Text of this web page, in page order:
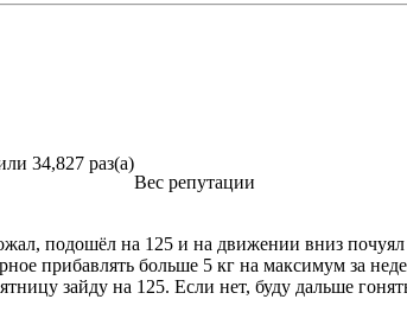
34,827 раз(а)
Вес репутации
подошёл на 125 и на движении вниз
прибавлять больше 5 кг на максимум за
зайду на 125. Если нет, буду дальше